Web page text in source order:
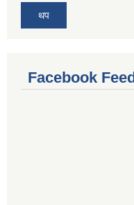
थप
Facebook Feed